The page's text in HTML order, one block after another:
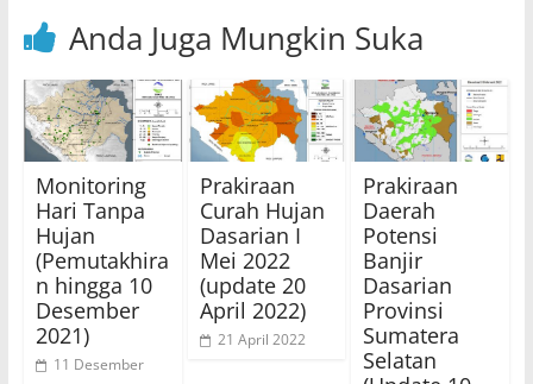
Anda Juga Mungkin Suka
Monitoring
Hari Tanpa
Hujan
(Pemutakhira
n hingga 10
Desember
2021)
11 Desember
Prakiraan
Curah Hujan
Dasarian I
Mei 2022
(update 20
April 2022)
21 April 2022
Prakiraan
Daerah
Potensi
Banjir
Dasarian
Provinsi
Sumatera
Selatan